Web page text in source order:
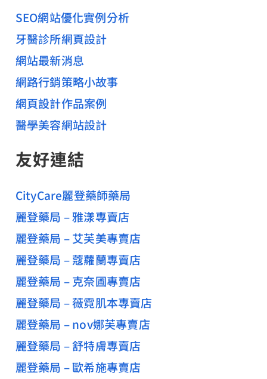
SEO網站優化實例分析
牙醫診所網頁設計
網站最新消息
網路行銷策略小故事
網頁設計作品案例
醫學美容網站設計
友好連結
CityCare麗登藥師藥局
麗登藥局 – 雅漾專賣店
麗登藥局 – 艾芙美專賣店
麗登藥局 – 蔻蘿蘭專賣店
麗登藥局 – 克奈圃專賣店
麗登藥局 – 薇霓肌本專賣店
麗登藥局 – nov娜芙專賣店
麗登藥局 – 舒特膚專賣店
麗登藥局 – 歐希施專賣店